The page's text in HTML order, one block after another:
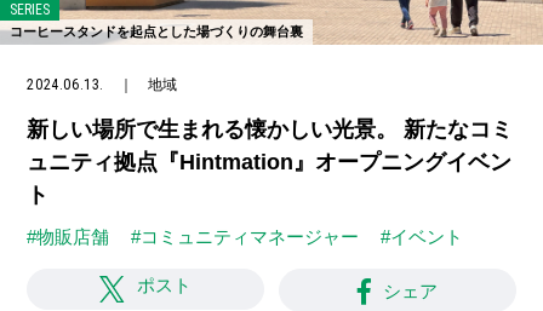
SERIES
コーヒースタンドを起点とした場づくりの舞台裏
2024.06.13. ｜地域
新しい場所で生まれる懐かしい光景。 新たなコミ
ュニティ拠点『Hintmation』オープニングイベン
ト
#物販店舗 #コミュニティマネージャー #イベント
ポスト シェア